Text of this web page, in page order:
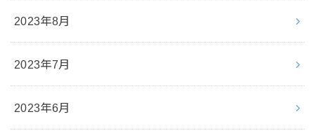
2023年8月
2023年7月
2023年6月